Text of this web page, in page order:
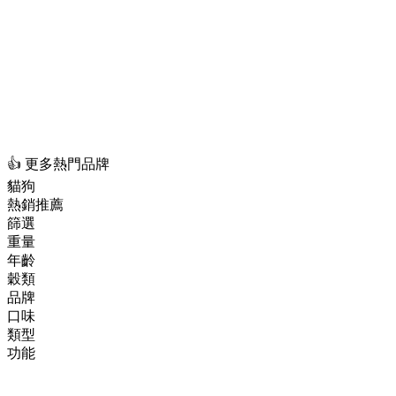
👍 更多熱門品牌
貓狗
熱銷推薦
篩選
重量
年齡
穀類
品牌
口味
類型
功能